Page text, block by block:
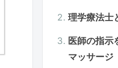
理学療法士
医師の指示
マッサージ